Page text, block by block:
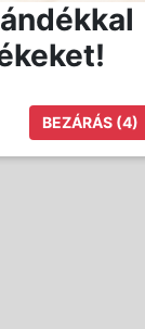
és csökkenti
a bőr
BEZÁRÁS (3)